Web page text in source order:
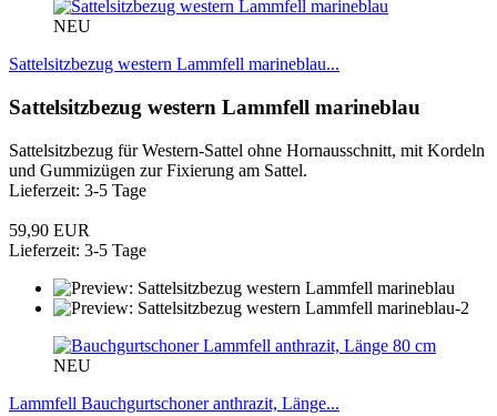
NEU
Sattelsitzbezug western Lammfell marineblau...
Sattelsitzbezug western Lammfell marineblau
Sattelsitzbezug für Western-Sattel ohne Hornausschnitt, mit Kordeln
und Gummizügen zur Fixierung am Sattel.
Lieferzeit: 3-5 Tage
59,90 EUR
Lieferzeit: 3-5 Tage
NEU
Lammfell Bauchgurtschoner anthrazit, Länge...